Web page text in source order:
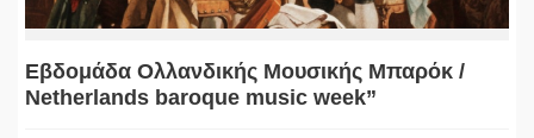
Εβδομάδα Ολλανδικής Μουσικής Μπαρόκ /
Netherlands baroque music week”